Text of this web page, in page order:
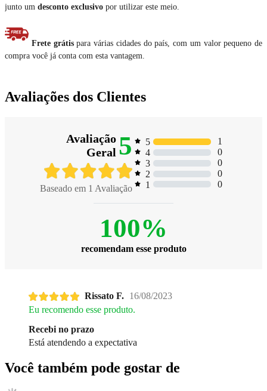
junto um desconto exclusivo por utilizar este meio.
Frete grátispara várias cidades do país, com um valor pequeno de
compra você já conta com esta vantagem.
Avaliações dos Clientes
Avaliação
Geral 5
Baseado em 1 Avaliação
5
1
4
0
3
0
2
0
1
0
100%
recomendam esse produto
Rissato F. 16/08/2023
Eu recomendo esse produto.
Recebi no prazo
Está atendendo a expectativa
Você também pode gostar de